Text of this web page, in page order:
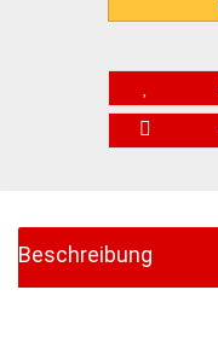
Beschreibung